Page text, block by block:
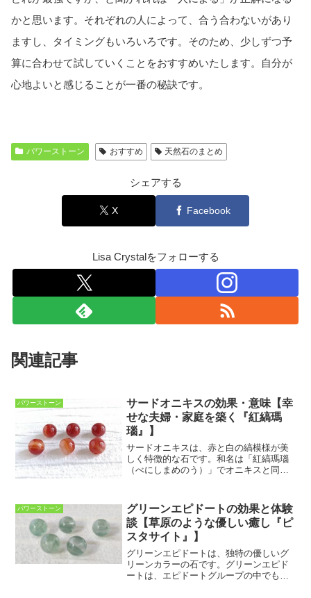
かと思います。それぞれの人によって、合う合わないがあり
ますし、タイミングもいろいろです。そのため、少しずつ予
算に合わせて試していくことをおすすめいたします。自分が
心地よいと感じることが一番の秘訣です。
パワーストーン おすすめ 天然石のまとめ
シェアする
X Facebook
Lisa Crystalをフォローする
関連記事
パワーストーン
サードオニキスの効果・意味【幸
せな夫婦・家庭を築く『紅縞瑪
瑙』】
サードオニキスは、赤と白の縞模様が美
しく特徴的な石です。和名は「紅縞瑪瑙
（べにしまめのう）」でオニキスと同じ
石でもあります。古代エジプトや古代ロ
ーマでは、カメオの材料...
パワーストーン
グリーンエピドートの効果と体験
談【草原のような優しい癒し『ピ
スタサイト』】
グリーンエピドートは、独特の優しいグ
リーンカラーの石です。グリーンエピド
ートは、エピドートグループの中でも鉄